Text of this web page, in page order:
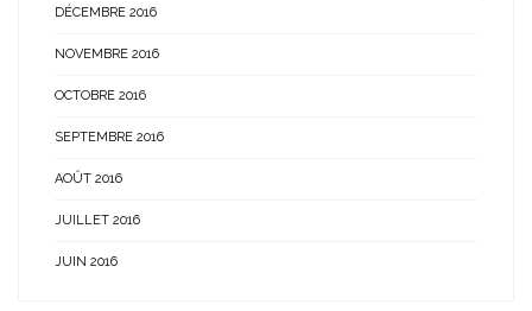
DÉCEMBRE 2016
NOVEMBRE 2016
OCTOBRE 2016
SEPTEMBRE 2016
AOÛT 2016
JUILLET 2016
JUIN 2016